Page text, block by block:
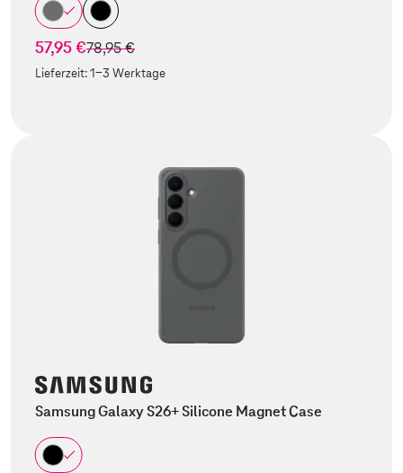
57,95 €statt
78,95 €
Lieferzeit:1-3 Werktage
Samsung Galaxy S26+ Silicone Magnet Case